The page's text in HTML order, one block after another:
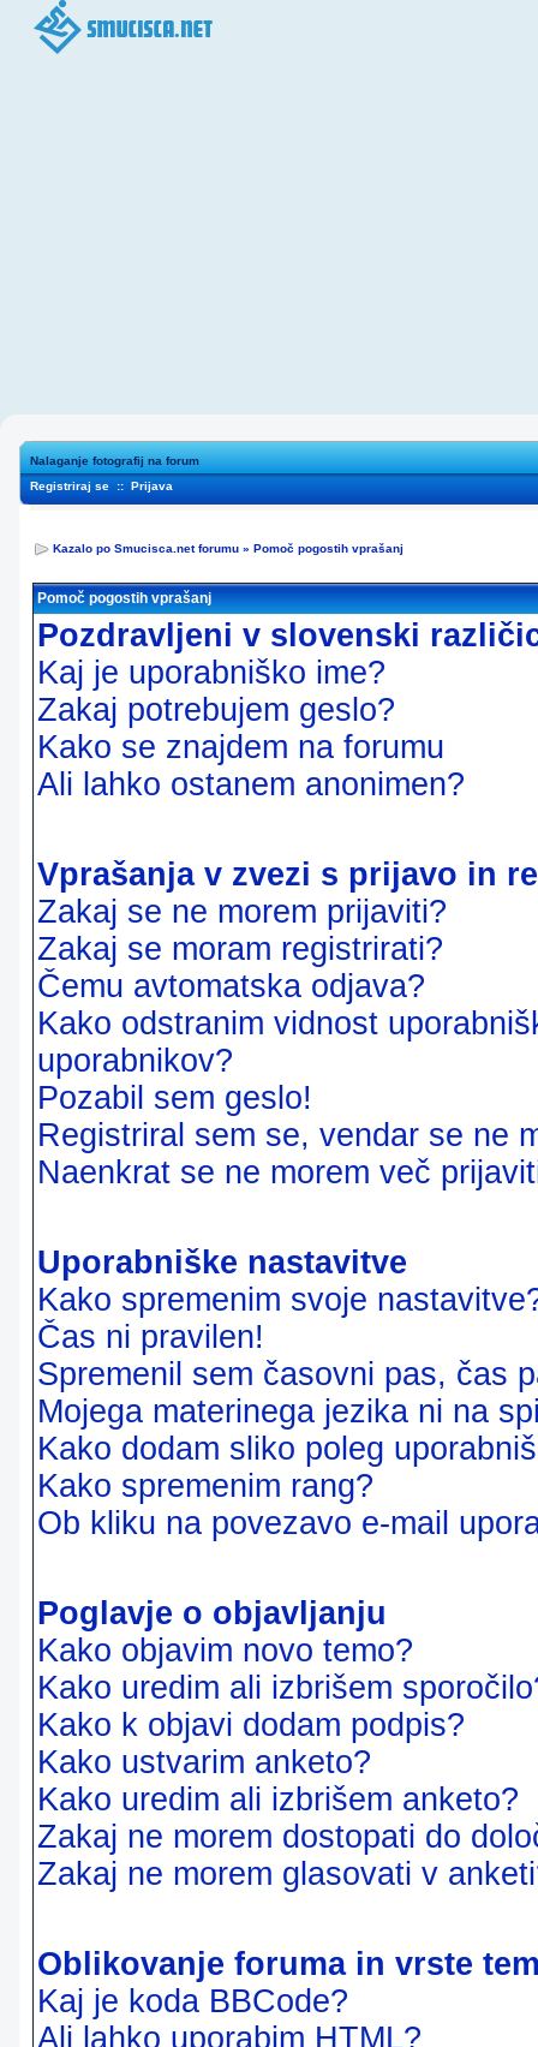
Nalaganje fotografij na forum
Registriraj se :: Prijava
Kazalo po Smucisca.net forumu » Pomoč pogostih vprašanj
Pomoč pogostih vprašanj
Pozdravljeni v slovenski
Kaj je uporabniško ime?
Zakaj potrebujem geslo?
Kako se znajdem na forumu
Ali lahko ostanem anonimen?
Vprašanja v zvezi s prijavo in
Zakaj se ne morem prijaviti?
Zakaj se moram registrirati?
Čemu avtomatska odjava?
Kako odstranim vidnost
uporabnikov?
Pozabil sem geslo!
Registriral sem se, vendar se ne
Naenkrat se ne morem več
Uporabniške nastavitve
Kako spremenim svoje
Čas ni pravilen!
Spremenil sem časovni pas, čas
Mojega materinega jezika ni na
Kako dodam sliko poleg
Kako spremenim rang?
Ob kliku na povezavo e-mail
Poglavje o objavljanju
Kako objavim novo temo?
Kako uredim ali izbrišem
Kako k objavi dodam podpis?
Kako ustvarim anketo?
Kako uredim ali izbrišem anketo?
Zakaj ne morem dostopati do
Zakaj ne morem glasovati v
Oblikovanje foruma in vrste
Kaj je koda BBCode?
Ali lahko uporabim HTML?